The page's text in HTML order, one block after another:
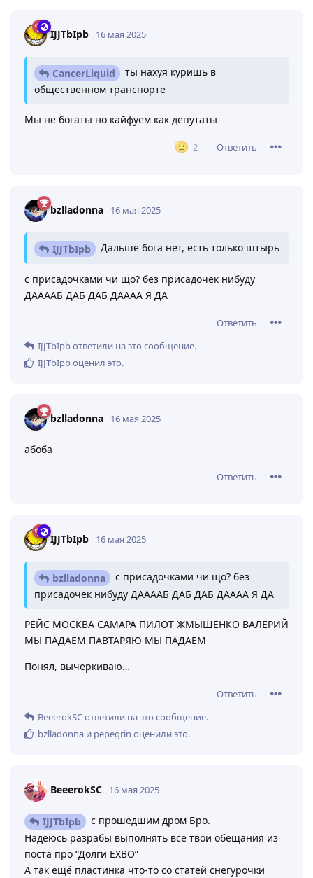
IJJTbIpb 16 мая 2025
CancerLiquid
ты нахуя куришь в
общественном транспорте
Мы не богаты но кайфуем как депутаты
2 Ответить
bzlladonna 16 мая 2025
IJJTbIpb Дальше бога нет, есть только штырь
с присадочками чи що? без присадочек нибуду
ДААААБ ДАБ ДАБ ДАААА Я ДА
Ответить
IJJTbIpbответили на это сообщение.
IJJTbIpbоценил это.
bzlladonna 16 мая 2025
абоба
Ответить
IJJTbIpb 16 мая 2025
bzlladonna
с присадочками чи що? без
присадочек нибуду ДААААБ ДАБ ДАБ ДАААА Я ДА
РЕЙС МОСКВА САМАРА ПИЛОТ ЖМЫШЕНКО ВАЛЕРИЙ
МЫ ПАДАЕМ ПАВТАРЯЮ МЫ ПАДАЕМ
Понял, вычеркиваю…
Ответить
BeeerokSCответили на это сообщение.
bzlladonna и pepegrin оценили это.
BeeerokSC 16 мая 2025
IJJTbIpb
с прошедшим дром Бро.
Надеюсь разрабы выполнять все твои обещания из
поста про “Долги EXBO”
А так ещё пластинка что-то со статей снегурочки